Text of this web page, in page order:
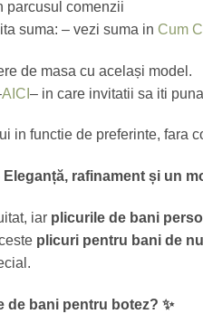
parcusul comenzii
suma: – vezi suma in Cum
de masa cu același model.
AICI – in care invitatii sa iti
in functie de preferinte, fara
rafinament și un
iar plicurile de bani
plicuri pentru bani de
de bani pentru botez? ✨